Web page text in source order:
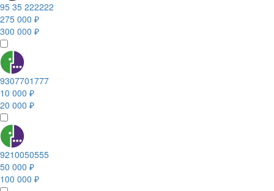
95 35 222222
275 000 ₽
300 000 ₽
9307701777
10 000 ₽
20 000 ₽
9210050555
50 000 ₽
100 000 ₽